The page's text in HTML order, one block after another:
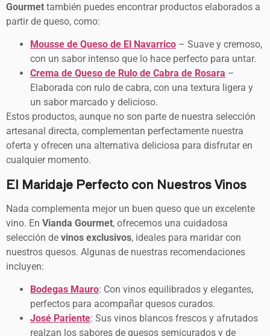
Gourmet también puedes encontrar productos elaborados a
partir de queso, como:
Mousse de Queso de El Navarrico – Suave y cremoso,
con un sabor intenso que lo hace perfecto para untar.
Crema de Queso de Rulo de Cabra de Rosara –
Elaborada con rulo de cabra, con una textura ligera y
un sabor marcado y delicioso.
Estos productos, aunque no son parte de nuestra selección
artesanal directa, complementan perfectamente nuestra
oferta y ofrecen una alternativa deliciosa para disfrutar en
cualquier momento.
El Maridaje Perfecto con Nuestros Vinos
Nada complementa mejor un buen queso que un excelente
vino. En Vianda Gourmet, ofrecemos una cuidadosa
selección de vinos exclusivos, ideales para maridar con
nuestros quesos. Algunas de nuestras recomendaciones
incluyen:
Bodegas Mauro: Con vinos equilibrados y elegantes,
perfectos para acompañar quesos curados.
José Pariente: Sus vinos blancos frescos y afrutados
realzan los sabores de quesos semicurados y de